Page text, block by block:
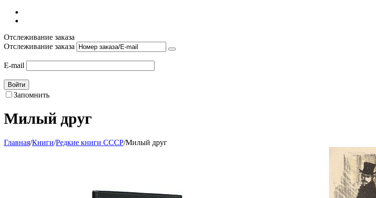
Отслеживание заказа
Отслеживание заказа
E-mail
Войти
Запомнить
Милый друг
Главная/Книги/Редкие книги СССР/Милый друг